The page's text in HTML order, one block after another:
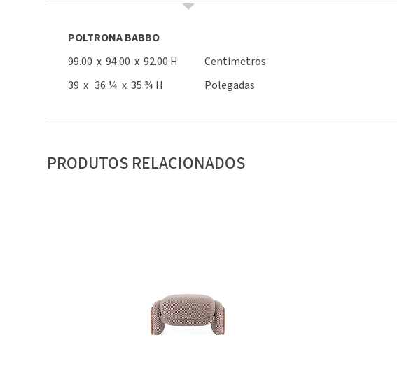
POLTRONA BABBO
99.00 x 94.00 x 92.00 H
Centímetros
39 x 36 ¼ x 35 ¾ H
Polegadas
PRODUTOS RELACIONADOS